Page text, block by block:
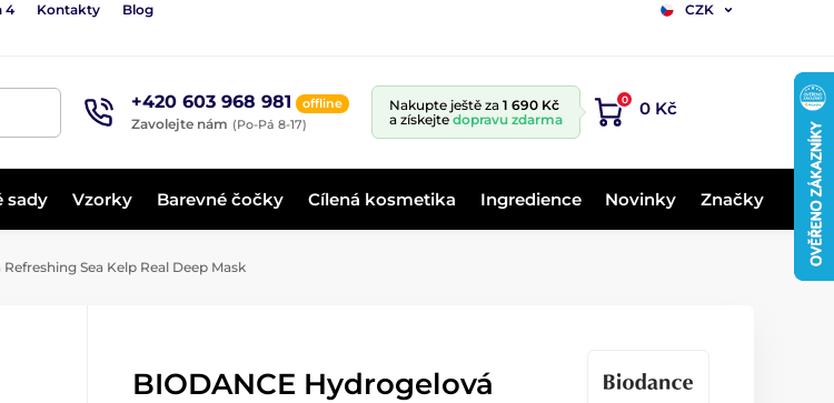
4 Kontakty Blog
CZK
+420 603 968 981 offline
Zavolejte nám (Po-Pá 8-17)
Nakupte ještě za 1 690 Kč
a získejte dopravu zdarma
0 0 Kč
sady Vzorky Barevné čočky Cílená kosmetika Ingredience Novinky Značky
Sea Kelp Real Deep Mask
BIODANCE Hydrogelová